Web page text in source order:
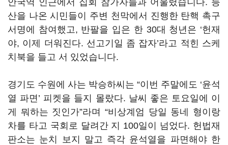
안국역 인근에서 집회 참가자들과 어울렸습니다. 등
산을 나온 시민들이 주변 천막에서 진행한 탄핵 촉구
서명에 참여했고, 반팔을 입은 한 30대 청년은 ‘헌재
야, 이제 더워진다. 선고기일 좀 잡자’라고 적힌 스케
치북을 들고 서 있었습니다.
경기도 수원에 사는 박승하씨는 “이번 주말에도 ‘윤석
열 파면’ 피켓을 들지 몰랐다. 날씨 좋은 토요일에 이
게 뭐하는 짓인가”라며 “비상계엄 당일 동네 형이랑
차를 타고 국회로 달려간 지 100일이 넘었다. 헌법재
판소는 눈치 보지 말고 즉각 윤석열을 파면해야 한